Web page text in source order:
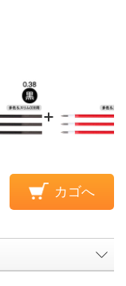
カゴへ